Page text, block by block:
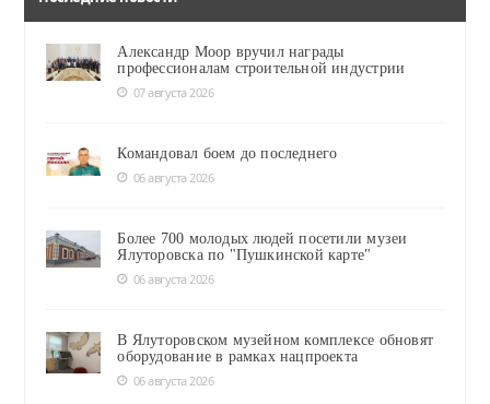
Александр Моор вручил награды
профессионалам строительной индустрии
07 августа 2026
Командовал боем до последнего
06 августа 2026
Более 700 молодых людей посетили музеи
Ялуторовска по "Пушкинской карте"
06 августа 2026
В Ялуторовском музейном комплексе обновят
оборудование в рамках нацпроекта
06 августа 2026